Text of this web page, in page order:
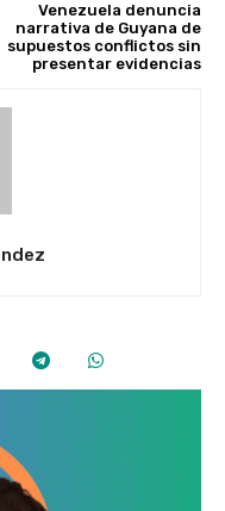
Venezuela denuncia
narrativa de Guyana de
supuestos conflictos sin
presentar evidencias